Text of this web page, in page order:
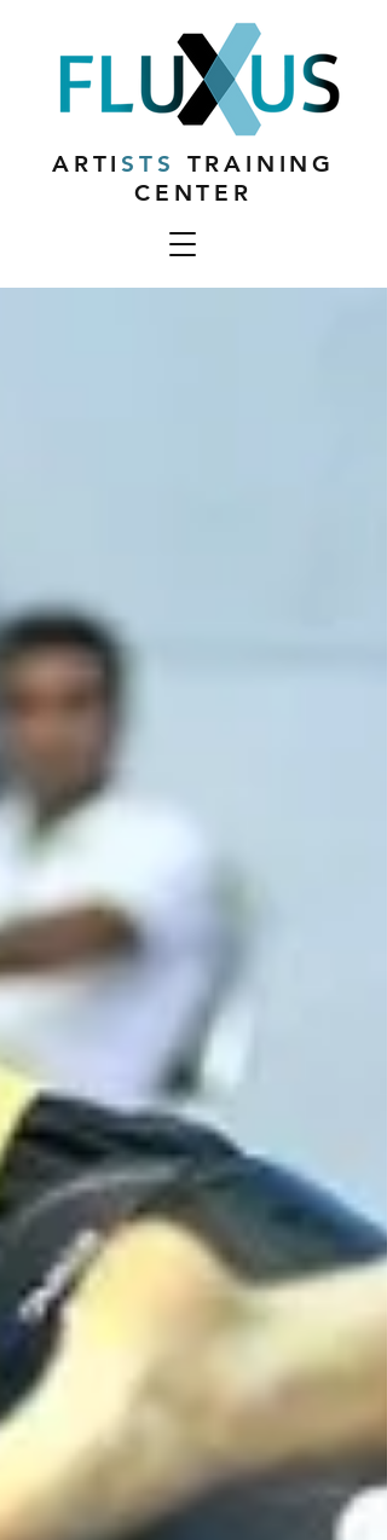
ARTISTS
TRAINING
CENTER